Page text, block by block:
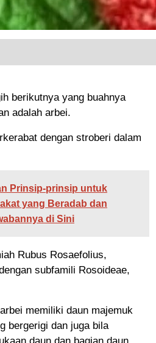
berikutnya yang buahnya
adalah arbei.
dengan stroberi dalam
Prinsip-prinsip untuk
yang Beradab dan
di Sini
Rubus Rosaefolius,
subfamili Rosoideae,
memiliki daun majemuk
bergerigi dan juga bila